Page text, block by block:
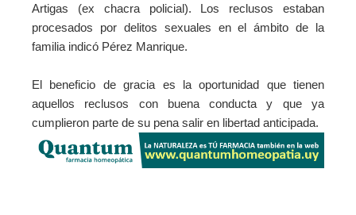
Artigas (ex chacra policial). Los reclusos estaban
procesados por delitos sexuales en el ámbito de la
familia indicó Pérez Manrique.
El beneficio de gracia es la oportunidad que tienen
aquellos reclusos con buena conducta y que ya
cumplieron parte de su pena salir en libertad anticipada.